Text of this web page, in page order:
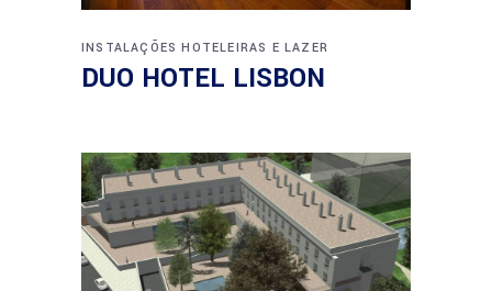
INSTALAÇÕES HOTELEIRAS E LAZER
DUO HOTEL LISBON